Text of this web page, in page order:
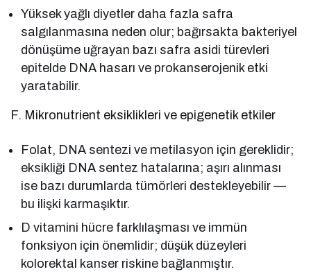
Yüksek yağlı diyetler daha fazla safra
salgılanmasına neden olur; bağırsakta bakteriyel
dönüşüme uğrayan bazı safra asidi türevleri
epitelde DNA hasarı ve prokanserojenik etki
yaratabilir.
F. Mikronutrient eksiklikleri ve epigenetik etkiler
Folat, DNA sentezi ve metilasyon için gereklidir;
eksikliği DNA sentez hatalarına; aşırı alınması
ise bazı durumlarda tümörleri destekleyebilir —
bu ilişki karmaşıktır.
D vitamini hücre farklılaşması ve immün
fonksiyon için önemlidir; düşük düzeyleri
kolorektal kanser riskine bağlanmıştır.